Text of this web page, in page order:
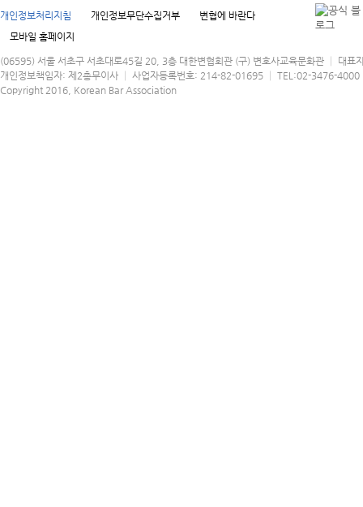
개인정보처리지침 개인정보무단수집거부
변협에 바란다
모바일 홈페이지
(06595) 서울 서초구 서초대로45길 20, 3층 대한변협회관 (구) 변호사교육문화관 │ 대표
개인정보책임자: 제2총무이사 │ 사업자등록번호: 214-82-01695 │ TEL:02-3476-
Copyright 2016, Korean Bar Association